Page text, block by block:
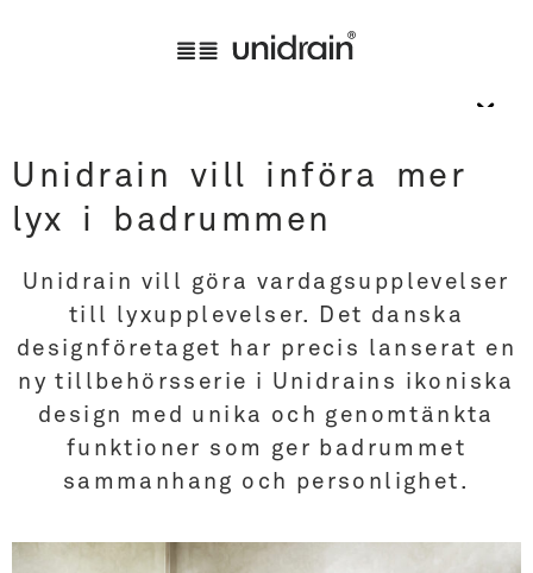
Unidrain vill införa mer
lyx i badrummen
Unidrain vill göra vardagsupplevelser
till lyxupplevelser. Det danska
designföretaget har precis lanserat en
ny tillbehörsserie i Unidrains ikoniska
design med unika och genomtänkta
funktioner som ger badrummet
sammanhang och personlighet.